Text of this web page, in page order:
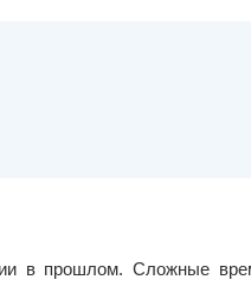
в прошлом. Сложные